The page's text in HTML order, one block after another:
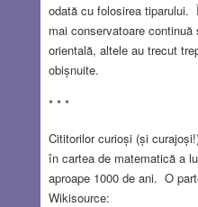
odată cu folosirea tiparului.
mai conservatoare
orientală, altele au trecut
obișnuite.
* * *
Cititorilor curioși (și
în cartea de matematică a
aproape 1000 de ani. O
Wikisource: